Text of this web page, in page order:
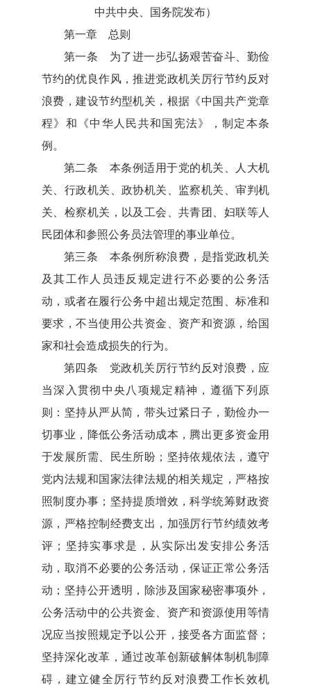
中共中央、国务院发布）
第一章 总则
第一条 为了进一步弘扬艰苦奋斗、勤俭
节约的优良作风，推进党政机关厉行节约反对
浪费，建设节约型机关，根据《中国共产党章
程》和《中华人民共和国宪法》，制定本条
例。
第二条 本条例适用于党的机关、人大机
关、行政机关、政协机关、监察机关、审判机
关、检察机关，以及工会、共青团、妇联等人
民团体和参照公务员法管理的事业单位。
第三条 本条例所称浪费，是指党政机关
及其工作人员违反规定进行不必要的公务活
动，或者在履行公务中超出规定范围、标准和
要求，不当使用公共资金、资产和资源，给国
家和社会造成损失的行为。
第四条 党政机关厉行节约反对浪费，应
当深入贯彻中央八项规定精神，遵循下列原
则：坚持从严从简，带头过紧日子，勤俭办一
切事业，降低公务活动成本，腾出更多资金用
于发展所需、民生所盼；坚持依规依法，遵守
党内法规和国家法律法规的相关规定，严格按
照制度办事；坚持提质增效，科学统筹财政资
源，严格控制经费支出，加强厉行节约绩效考
评；坚持实事求是，从实际出发安排公务活
动，取消不必要的公务活动，保证正常公务活
动；坚持公开透明，除涉及国家秘密事项外，
公务活动中的公共资金、资产和资源使用等情
况应当按照规定予以公开，接受各方面监督；
坚持深化改革，通过改革创新破解体制机制障
碍，建立健全厉行节约反对浪费工作长效机